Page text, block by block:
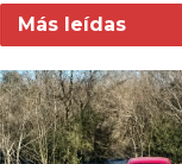
Más leídas